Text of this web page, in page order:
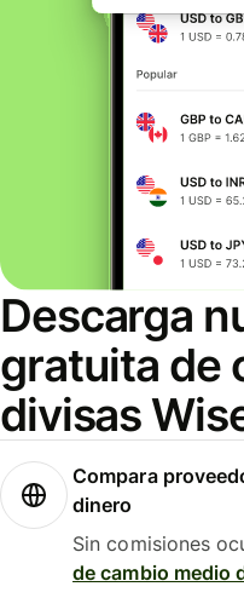
Descarga
gratuita de
divisas
Compara
dinero
Sin comisiones
de cambio medio